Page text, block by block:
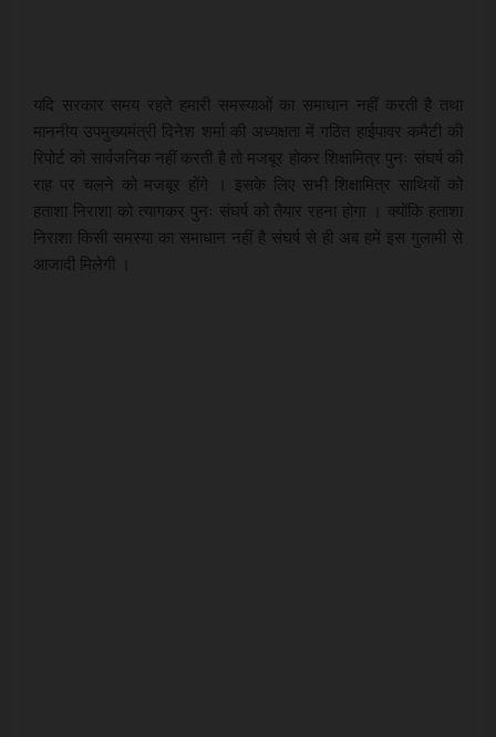
यदि सरकार समय रहते हमारी समस्याओं का समाधान नहीं करती है तथा
माननीय उपमुख्यमंत्री दिनेश शर्मा की अध्यक्षता में गठित हाईपावर कमैटी की
रिपोर्ट को सार्वजनिक नहीं करती है तो मजबूर होकर शिक्षामित्र पुनः संघर्ष की
राह पर चलने को मजबूर होंगे । इसके लिए सभी शिक्षामित्र साथियों को
हताशा निराशा को त्यागकर पुनः संघर्ष को तैयार रहना होगा । क्योंकि हताशा
निराशा किसी समस्या का समाधान नहीं है संघर्ष से ही अब हमें इस गुलामी से
आजादी मिलेगी ।